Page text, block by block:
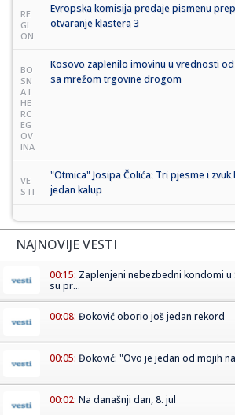
RE
GI
ON
Evropska komisija predaje pismenu
otvaranje klastera 3
BO
SN
A I
HE
RC
EG
OV
INA
Kosovo zaplenilo imovinu u vrednosti
sa mrežom trgovine drogom
VE
STI
"Otmica" Josipa Čolića: Tri pjesme i zvuk
jedan kalup
NAJNOVIJE VESTI
00:15: Zaplenjeni nebezbedni kondomi
su pr...
00:08: Đoković oborio još jedan rekord
00:05: Đoković: "Ovo je jedan od mojih
00:02: Na današnji dan, 8. jul